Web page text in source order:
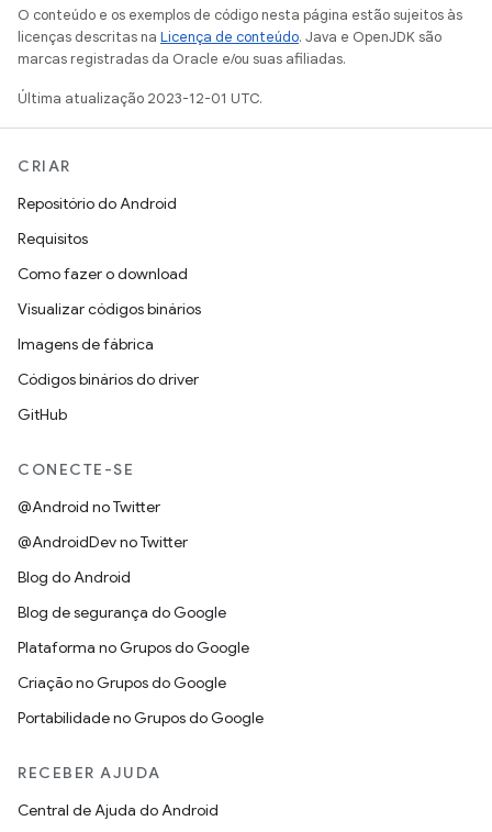
O conteúdo e os exemplos de código nesta página estão sujeitos às
licenças descritas na Licença de conteúdo. Java e OpenJDK são
marcas registradas da Oracle e/ou suas afiliadas.
Última atualização 2023-12-01 UTC.
CRIAR
Repositório do Android
Requisitos
Como fazer o download
Visualizar códigos binários
Imagens de fábrica
Códigos binários do driver
GitHub
CONECTE-SE
@Android no Twitter
@AndroidDev no Twitter
Blog do Android
Blog de segurança do Google
Plataforma no Grupos do Google
Criação no Grupos do Google
Portabilidade no Grupos do Google
RECEBER AJUDA
Central de Ajuda do Android